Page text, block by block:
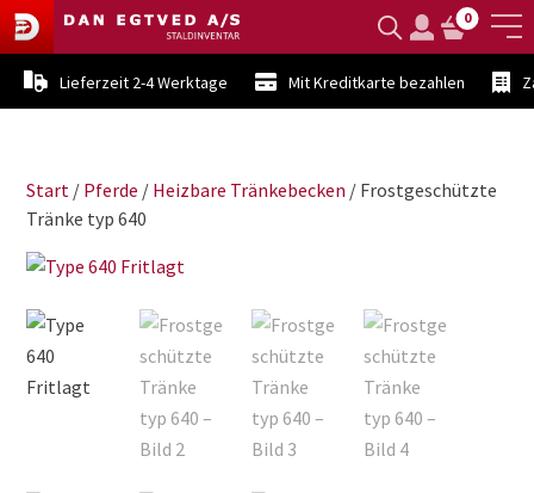
Lieferzeit 2-4 Werktage Mit Kreditkarte bezahlen
0
Start / Pferde / Heizbare Tränkebecken / Frostgeschützte
Tränke typ 640